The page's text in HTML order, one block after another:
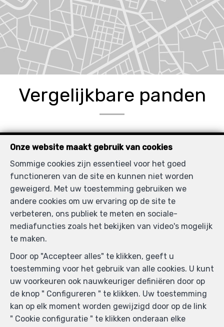
Vergelijkbare panden
2 1
VERKOCHT
Schaerbeek
Appartement te koop
Onze website maakt gebruik van cookies
Sommige cookies zijn essentieel voor het goed
functioneren van de site en kunnen niet worden
geweigerd. Met uw toestemming gebruiken we
andere cookies om uw ervaring op de site te
verbeteren, ons publiek te meten en sociale-
mediafuncties zoals het bekijken van video's mogelijk
te maken.
Door op "Accepteer alles" te klikken, geeft u
toestemming voor het gebruik van alle cookies. U kunt
uw voorkeuren ook nauwkeuriger definiëren door op
de knop " Configureren " te klikken. Uw toestemming
kan op elk moment worden gewijzigd door op de link
" Cookie configuratie " te klikken onderaan elke